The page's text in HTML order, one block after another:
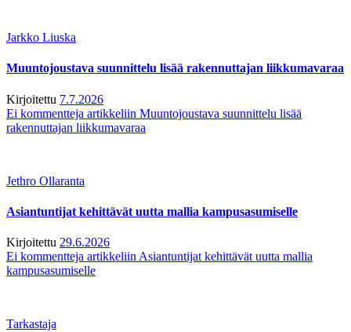
Jarkko Liuska
Muuntojoustava suunnittelu lisää rakennuttajan liikkumavaraa
Kirjoitettu 7.7.2026
Ei kommentteja artikkeliin Muuntojoustava suunnittelu lisää
rakennuttajan liikkumavaraa
Jethro Ollaranta
Asiantuntijat kehittävät uutta mallia kampusasumiselle
Kirjoitettu 29.6.2026
Ei kommentteja artikkeliin Asiantuntijat kehittävät uutta mallia
kampusasumiselle
Tarkastaja